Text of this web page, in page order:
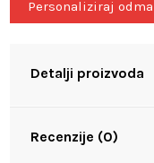
Personaliziraj
Detalji proizvoda
Recenzije (0)